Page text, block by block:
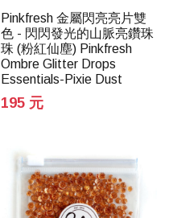
Pinkfresh 金屬閃亮亮片雙
色 - 閃閃發光的山脈亮鑽珠
珠 (粉紅仙塵) Pinkfresh
Ombre Glitter Drops
Essentials-Pixie Dust
195 元